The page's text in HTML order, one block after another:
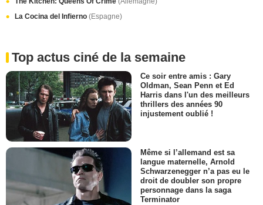
La Cocina del Infierno (Espagne)
Top actus ciné de la semaine
Ce soir entre amis : Gary
Oldman, Sean Penn et Ed
Harris dans l'un des meilleurs
thrillers des années 90
injustement oublié !
Même si l’allemand est sa
langue maternelle, Arnold
Schwarzenegger n’a pas eu le
droit de doubler son propre
personnage dans la saga
Terminator